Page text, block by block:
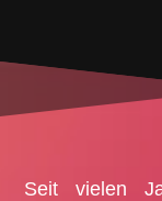
Seit vielen